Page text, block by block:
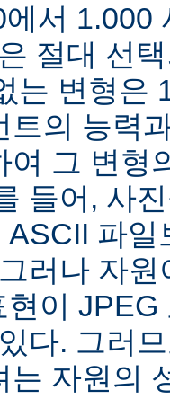
서 1.000
절대 선
는 변형은
트의 능력
여 그 변형
들어, 사
파
러나 자
현이
다. 그러
는 자원의